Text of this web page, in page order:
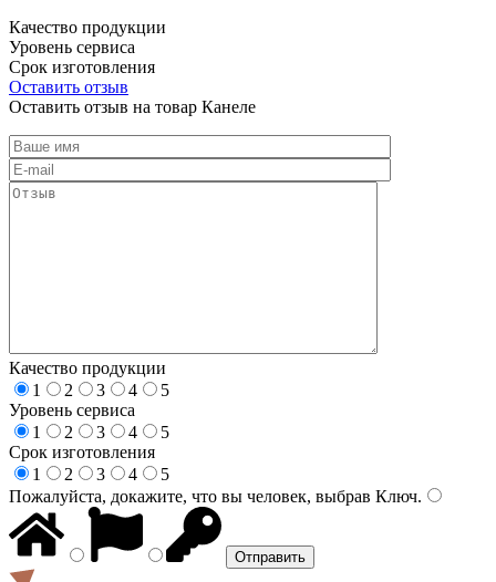
Качество продукции
Уровень сервиса
Срок изготовления
Оставить отзыв
Оставить отзыв на товар Канеле
Качество продукции
1
2 3 4
5
Уровень сервиса
1
2 3 4
5
Срок изготовления
1
2 3 4
5
Пожалуйста, докажите, что вы человек, выбрав Ключ.